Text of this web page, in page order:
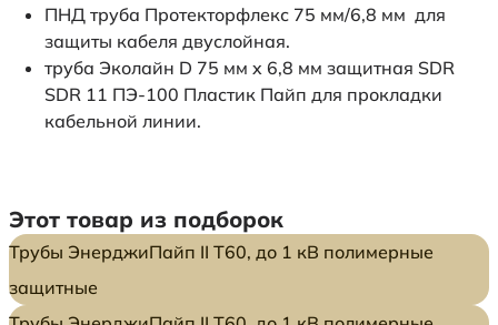
ПНД труба Протекторфлекс 75 мм/6,8 мм для
защиты кабеля двуслойная.
труба Эколайн D 75 мм x 6,8 мм защитная SDR
SDR 11 ПЭ-100 Пластик Пайп для прокладки
кабельной линии.
Этот товар из подборок
Трубы ЭнерджиПайп II Т60, до 1 кВ полимерные
защитные